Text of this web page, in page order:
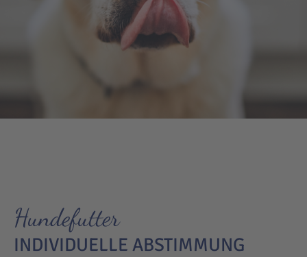
Hundefutter
INDIVIDUELLE ABSTIMMUNG